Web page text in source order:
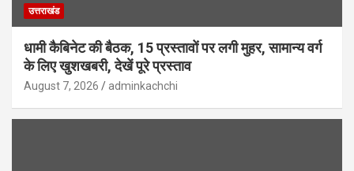
उत्तराखंड
धामी कैबिनेट की बैठक, 15 प्रस्तावों पर लगी मुहर, सामान्य वर्ग
के लिए खुशखबरी, देखें पूरे प्रस्ताव
August 7, 2026 adminkachchi